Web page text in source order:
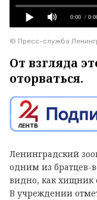
0:00 /
© Пресс-служба
От взгляда
оторваться.
Ленинградский
одним из братцев-
видно, как хищник
В учреждении